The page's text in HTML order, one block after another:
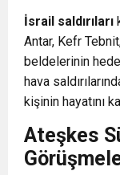
İsrail saldırıları
Antar, Kefr
beldelerinin
hava
kişinin hayatını
Ateşkes